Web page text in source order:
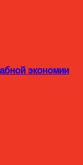
экономии